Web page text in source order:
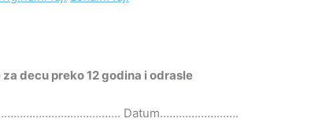
za decu preko12 godina i odrasle
Datum…………………….